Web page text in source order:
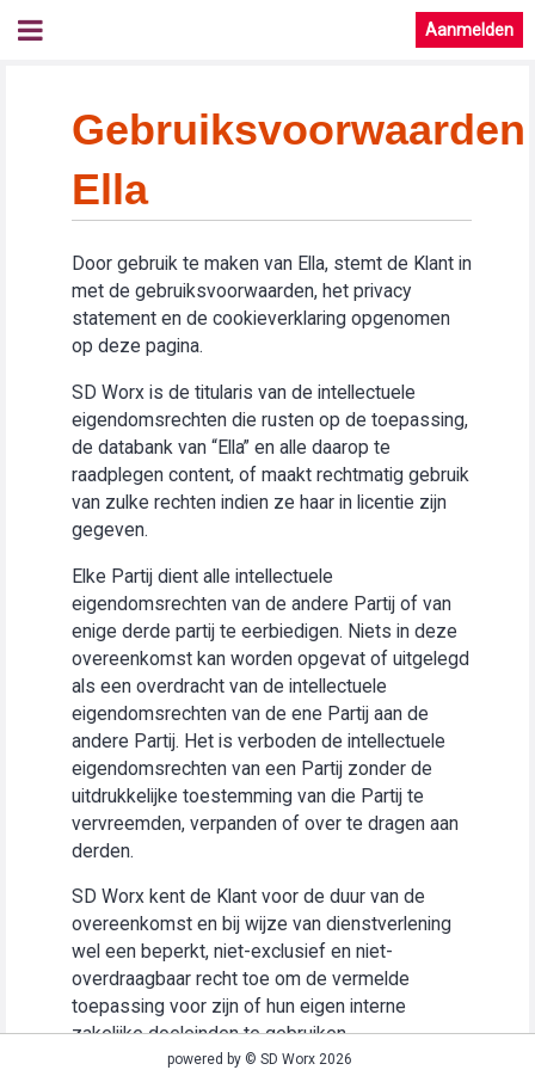
Aanmelden
Gebruiksvoorwaarden
Ella
Door gebruik te maken van Ella, stemt de Klant in
met de gebruiksvoorwaarden, het privacy
statement en de cookieverklaring opgenomen
op deze pagina.
SD Worx is de titularis van de intellectuele
eigendomsrechten die rusten op de toepassing,
de databank van “Ella” en alle daarop te
raadplegen content, of maakt rechtmatig gebruik
van zulke rechten indien ze haar in licentie zijn
gegeven.
Elke Partij dient alle intellectuele
eigendomsrechten van de andere Partij of van
enige derde partij te eerbiedigen. Niets in deze
overeenkomst kan worden opgevat of uitgelegd
als een overdracht van de intellectuele
eigendomsrechten van de ene Partij aan de
andere Partij. Het is verboden de intellectuele
eigendomsrechten van een Partij zonder de
uitdrukkelijke toestemming van die Partij te
vervreemden, verpanden of over te dragen aan
derden.
SD Worx kent de Klant voor de duur van de
overeenkomst en bij wijze van dienstverlening
wel een beperkt, niet-exclusief en niet-
overdraagbaar recht toe om de vermelde
toepassing voor zijn of hun eigen interne
zakelijke doeleinden te gebruiken
(“Gebruiksrecht”).powered by © SD Worx 2026